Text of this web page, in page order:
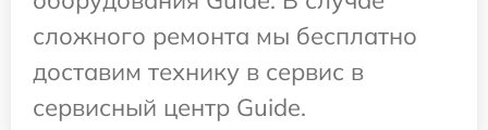
сложного ремонта мы бесплатно
доставим технику в сервис в
сервисный центр Guide.